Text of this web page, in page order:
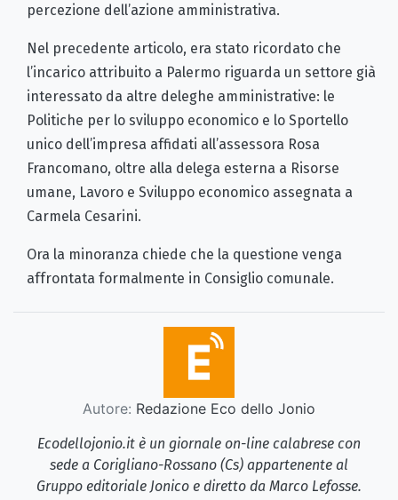
percezione dell’azione amministrativa.
Nel precedente articolo, era stato ricordato che
l’incarico attribuito a Palermo riguarda un settore già
interessato da altre deleghe amministrative: le
Politiche per lo sviluppo economico e lo Sportello
unico dell’impresa affidati all’assessora Rosa
Francomano, oltre alla delega esterna a Risorse
umane, Lavoro e Sviluppo economico assegnata a
Carmela Cesarini.
Ora la minoranza chiede che la questione venga
affrontata formalmente in Consiglio comunale.
Autore: Redazione Eco dello Jonio
Ecodellojonio.it è un giornale on-line calabrese con
sede a Corigliano-Rossano (Cs) appartenente al
Gruppo editoriale Jonico e diretto da Marco Lefosse.